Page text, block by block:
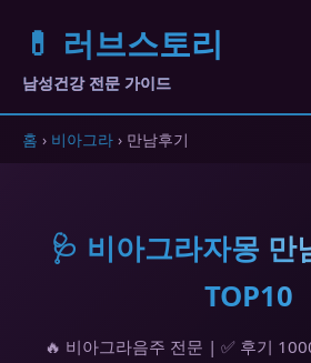
💊 러브스토리
남성건강 전문 가이드
홈 › 비아그라 › 만남후기
🩺 비아그라자몽 만
TOP10
🔥 비아그라음주 전문 | ✅ 후기